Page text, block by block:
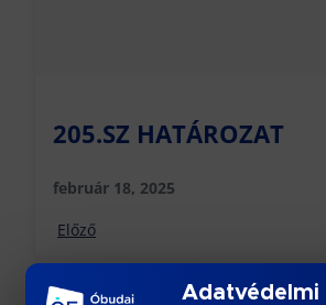
205.SZ HATÁROZAT
február 18, 2025
Előző
Adatvédelmi